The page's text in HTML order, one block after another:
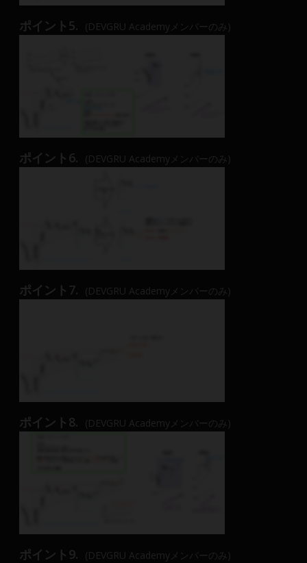
ポイント5. (DEVGRU Academyメンバーのみ)
ポイント6. (DEVGRU Academyメンバーのみ)
ポイント7. (DEVGRU Academyメンバーのみ)
ポイント8. (DEVGRU Academyメンバーのみ)
ポイント9. (DEVGRU Academyメンバーのみ)